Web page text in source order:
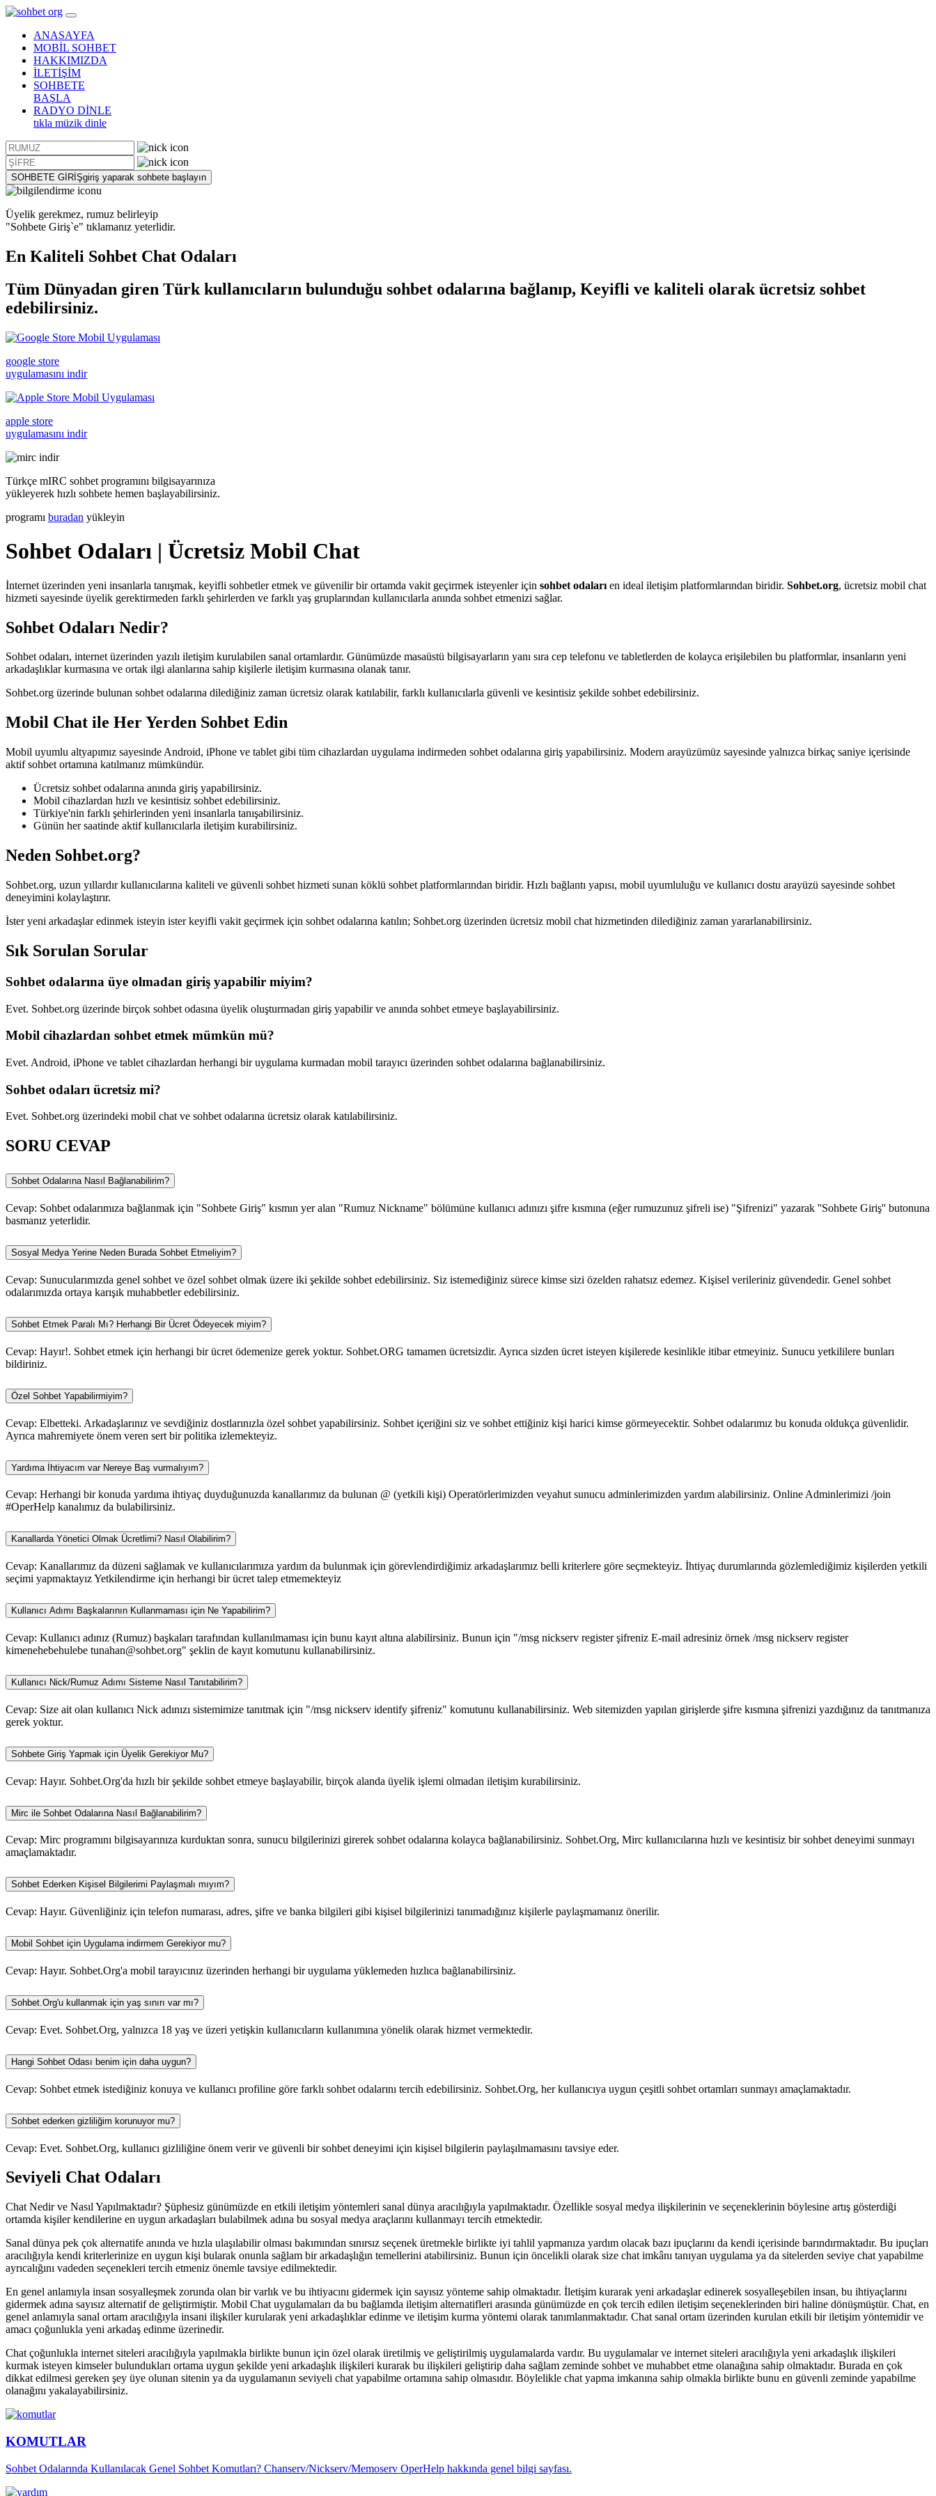
ANASAYFA
MOBİL SOHBET
HAKKIMIZDA
İLETİŞİM
SOHBETE
BAŞLA
RADYO DİNLE
tıkla müzik dinle
SOHBETE GİRİŞgiriş yaparak sohbete başlayın
Üyelik gerekmez, rumuz belirleyip
"Sohbete Giriş`e" tıklamanız yeterlidir.
En Kaliteli Sohbet Chat Odaları
Tüm Dünyadan giren Türk kullanıcıların bulunduğu sohbet odalarına bağlanıp, Keyifli ve kaliteli olarak ücretsiz sohbet
edebilirsiniz.
google store
uygulamasını indir
apple store
uygulamasını indir
Türkçe mIRC sohbet programını bilgisayarınıza
yükleyerek hızlı sohbete hemen başlayabilirsiniz.
programı buradan yükleyin
Sohbet Odaları | Ücretsiz Mobil Chat
İnternet üzerinden yeni insanlarla tanışmak, keyifli sohbetler etmek ve güvenilir bir ortamda vakit geçirmek isteyenler için sohbet odaları en ideal iletişim platformlarından biridir. Sohbet.org, ücretsiz mobil chat
hizmeti sayesinde üyelik gerektirmeden farklı şehirlerden ve farklı yaş gruplarından kullanıcılarla anında sohbet etmenizi sağlar.
Sohbet Odaları Nedir?
Sohbet odaları, internet üzerinden yazılı iletişim kurulabilen sanal ortamlardır. Günümüzde masaüstü bilgisayarların yanı sıra cep telefonu ve tabletlerden de kolayca erişilebilen bu platformlar, insanların yeni
arkadaşlıklar kurmasına ve ortak ilgi alanlarına sahip kişilerle iletişim kurmasına olanak tanır.
Sohbet.org üzerinde bulunan sohbet odalarına dilediğiniz zaman ücretsiz olarak katılabilir, farklı kullanıcılarla güvenli ve kesintisiz şekilde sohbet edebilirsiniz.
Mobil Chat ile Her Yerden Sohbet Edin
Mobil uyumlu altyapımız sayesinde Android, iPhone ve tablet gibi tüm cihazlardan uygulama indirmeden sohbet odalarına giriş yapabilirsiniz. Modern arayüzümüz sayesinde yalnızca birkaç saniye içerisinde
aktif sohbet ortamına katılmanız mümkündür.
Ücretsiz sohbet odalarına anında giriş yapabilirsiniz.
Mobil cihazlardan hızlı ve kesintisiz sohbet edebilirsiniz.
Türkiye'nin farklı şehirlerinden yeni insanlarla tanışabilirsiniz.
Günün her saatinde aktif kullanıcılarla iletişim kurabilirsiniz.
Neden Sohbet.org?
Sohbet.org, uzun yıllardır kullanıcılarına kaliteli ve güvenli sohbet hizmeti sunan köklü sohbet platformlarından biridir. Hızlı bağlantı yapısı, mobil uyumluluğu ve kullanıcı dostu arayüzü sayesinde sohbet
deneyimini kolaylaştırır.
İster yeni arkadaşlar edinmek isteyin ister keyifli vakit geçirmek için sohbet odalarına katılın; Sohbet.org üzerinden ücretsiz mobil chat hizmetinden dilediğiniz zaman yararlanabilirsiniz.
Sık Sorulan Sorular
Sohbet odalarına üye olmadan giriş yapabilir miyim?
Evet. Sohbet.org üzerinde birçok sohbet odasına üyelik oluşturmadan giriş yapabilir ve anında sohbet etmeye başlayabilirsiniz.
Mobil cihazlardan sohbet etmek mümkün mü?
Evet. Android, iPhone ve tablet cihazlardan herhangi bir uygulama kurmadan mobil tarayıcı üzerinden sohbet odalarına bağlanabilirsiniz.
Sohbet odaları ücretsiz mi?
Evet. Sohbet.org üzerindeki mobil chat ve sohbet odalarına ücretsiz olarak katılabilirsiniz.
SORU CEVAP
Sohbet Odalarına Nasıl Bağlanabilirim?
Cevap: Sohbet odalarımıza bağlanmak için "Sohbete Giriş" kısmın yer alan "Rumuz Nickname" bölümüne kullanıcı adınızı şifre kısmına (eğer rumuzunuz şifreli ise) "Şifrenizi" yazarak ''Sohbete Giriş'' butonuna
basmanız yeterlidir.
Sosyal Medya Yerine Neden Burada Sohbet Etmeliyim?
Cevap: Sunucularımızda genel sohbet ve özel sohbet olmak üzere iki şekilde sohbet edebilirsiniz. Siz istemediğiniz sürece kimse sizi özelden rahatsız edemez. Kişisel verileriniz güvendedir. Genel sohbet
odalarımızda ortaya karışık muhabbetler edebilirsiniz.
Sohbet Etmek Paralı Mı? Herhangi Bir Ücret Ödeyecek miyim?
Cevap: Hayır!. Sohbet etmek için herhangi bir ücret ödemenize gerek yoktur. Sohbet.ORG tamamen ücretsizdir. Ayrıca sizden ücret isteyen kişilerede kesinlikle itibar etmeyiniz. Sunucu yetkililere bunları
bildiriniz.
Özel Sohbet Yapabilirmiyim?
Cevap: Elbetteki. Arkadaşlarınız ve sevdiğiniz dostlarınızla özel sohbet yapabilirsiniz. Sohbet içeriğini siz ve sohbet ettiğiniz kişi harici kimse görmeyecektir. Sohbet odalarımız bu konuda oldukça güvenlidir.
Ayrıca mahremiyete önem veren sert bir politika izlemekteyiz.
Yardıma İhtiyacım var Nereye Baş vurmalıyım?
Cevap: Herhangi bir konuda yardıma ihtiyaç duyduğunuzda kanallarımız da bulunan @ (yetkili kişi) Operatörlerimizden veyahut sunucu adminlerimizden yardım alabilirsiniz. Online Adminlerimizi /join
#OperHelp kanalımız da bulabilirsiniz.
Kanallarda Yönetici Olmak Ücretlimi? Nasıl Olabilirim?
Cevap: Kanallarımız da düzeni sağlamak ve kullanıcılarımıza yardım da bulunmak için görevlendirdiğimiz arkadaşlarımız belli kriterlere göre seçmekteyiz. İhtiyaç durumlarında gözlemlediğimiz kişilerden yetkili
seçimi yapmaktayız Yetkilendirme için herhangi bir ücret talep etmemekteyiz
Kullanıcı Adımı Başkalarının Kullanmaması için Ne Yapabilirim?
Cevap: Kullanıcı adınız (Rumuz) başkaları tarafından kullanılmaması için bunu kayıt altına alabilirsiniz. Bunun için "/msg nickserv register şifreniz E-mail adresiniz örnek /msg nickserv register
kimenehebehulebe tunahan@sohbet.org" şeklin de kayıt komutunu kullanabilirsiniz.
Kullanıcı Nick/Rumuz Adımı Sisteme Nasıl Tanıtabilirim?
Cevap: Size ait olan kullanıcı Nick adınızı sistemimize tanıtmak için "/msg nickserv identify şifreniz" komutunu kullanabilirsiniz. Web sitemizden yapılan girişlerde şifre kısmına şifrenizi yazdığınız da tanıtmanıza
gerek yoktur.
Sohbete Giriş Yapmak için Üyelik Gerekiyor Mu?
Cevap: Hayır. Sohbet.Org'da hızlı bir şekilde sohbet etmeye başlayabilir, birçok alanda üyelik işlemi olmadan iletişim kurabilirsiniz.
Mirc ile Sohbet Odalarına Nasıl Bağlanabilirim?
Cevap: Mirc programını bilgisayarınıza kurduktan sonra, sunucu bilgilerinizi girerek sohbet odalarına kolayca bağlanabilirsiniz. Sohbet.Org, Mirc kullanıcılarına hızlı ve kesintisiz bir sohbet deneyimi sunmayı
amaçlamaktadır.
Sohbet Ederken Kişisel Bilgilerimi Paylaşmalı mıyım?
Cevap: Hayır. Güvenliğiniz için telefon numarası, adres, şifre ve banka bilgileri gibi kişisel bilgilerinizi tanımadığınız kişilerle paylaşmamanız önerilir.
Mobil Sohbet için Uygulama indirmem Gerekiyor mu?
Cevap: Hayır. Sohbet.Org'a mobil tarayıcınız üzerinden herhangi bir uygulama yüklemeden hızlıca bağlanabilirsiniz.
Sohbet.Org'u kullanmak için yaş sınırı var mı?
Cevap: Evet. Sohbet.Org, yalnızca 18 yaş ve üzeri yetişkin kullanıcıların kullanımına yönelik olarak hizmet vermektedir.
Hangi Sohbet Odası benim için daha uygun?
Cevap: Sohbet etmek istediğiniz konuya ve kullanıcı profiline göre farklı sohbet odalarını tercih edebilirsiniz. Sohbet.Org, her kullanıcıya uygun çeşitli sohbet ortamları sunmayı amaçlamaktadır.
Sohbet ederken gizliliğim korunuyor mu?
Cevap: Evet. Sohbet.Org, kullanıcı gizliliğine önem verir ve güvenli bir sohbet deneyimi için kişisel bilgilerin paylaşılmamasını tavsiye eder.
Seviyeli Chat Odaları
Chat Nedir ve Nasıl Yapılmaktadır? Şüphesiz günümüzde en etkili iletişim yöntemleri sanal dünya aracılığıyla yapılmaktadır. Özellikle sosyal medya ilişkilerinin ve seçeneklerinin böylesine artış gösterdiği
ortamda kişiler kendilerine en uygun arkadaşları bulabilmek adına bu sosyal medya araçlarını kullanmayı tercih etmektedir.
Sanal dünya pek çok alternatife anında ve hızla ulaşılabilir olması bakımından sınırsız seçenek üretmekle birlikte iyi tahlil yapmanıza yardım olacak bazı ipuçlarını da kendi içerisinde barındırmaktadır. Bu ipuçları
aracılığıyla kendi kriterlerinize en uygun kişi bularak onunla sağlam bir arkadaşlığın temellerini atabilirsiniz. Bunun için öncelikli olarak size chat imkânı tanıyan uygulama ya da sitelerden seviye chat yapabilme
ayrıcalığını vadeden seçenekleri tercih etmeniz önemle tavsiye edilmektedir.
En genel anlamıyla insan sosyalleşmek zorunda olan bir varlık ve bu ihtiyacını gidermek için sayısız yönteme sahip olmaktadır. İletişim kurarak yeni arkadaşlar edinerek sosyalleşebilen insan, bu ihtiyaçlarını
gidermek adına sayısız alternatif de geliştirmiştir. Mobil Chat uygulamaları da bu bağlamda iletişim alternatifleri arasında günümüzde en çok tercih edilen iletişim seçeneklerinden biri haline dönüşmüştür. Chat, en
genel anlamıyla sanal ortam aracılığıyla insani ilişkiler kurularak yeni arkadaşlıklar edinme ve iletişim kurma yöntemi olarak tanımlanmaktadır. Chat sanal ortam üzerinden kurulan etkili bir iletişim yöntemidir ve
amacı çoğunlukla yeni arkadaş edinme üzerinedir.
Chat çoğunlukla internet siteleri aracılığıyla yapılmakla birlikte bunun için özel olarak üretilmiş ve geliştirilmiş uygulamalarda vardır. Bu uygulamalar ve internet siteleri aracılığıyla yeni arkadaşlık ilişkileri
kurmak isteyen kimseler bulundukları ortama uygun şekilde yeni arkadaşlık ilişkileri kurarak bu ilişkileri geliştirip daha sağlam zeminde sohbet ve muhabbet etme olanağına sahip olmaktadır. Burada en çok
dikkat edilmesi gereken şey üye olunan sitenin ya da uygulamanın seviyeli chat yapabilme ortamına sahip olmasıdır. Böylelikle chat yapma imkanına sahip olmakla birlikte bunu en güvenli zeminde yapabilme
olanağını yakalayabilirsiniz.
KOMUTLAR
Sohbet Odalarında Kullanılacak Genel Sohbet Komutları? Chanserv/Nickserv/Memoserv OperHelp hakkında genel bilgi sayfası.